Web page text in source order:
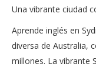
Una vibrante ciudad
Aprende inglés en
diversa de Australia,
millones. La vibrante